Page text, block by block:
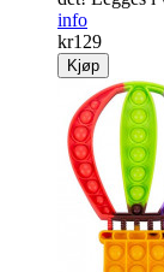
info
kr129
Kjøp